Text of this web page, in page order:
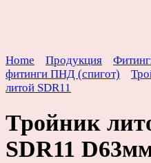
Home Продукция
фитинги ПНД (спигот)
литой SDR11
Тройник
SDR11